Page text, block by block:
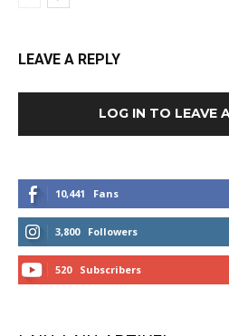
LEAVE A REPLY
LOG IN TO LEAVE
10,441 Fans
3,800 Followers
520 Subscribers